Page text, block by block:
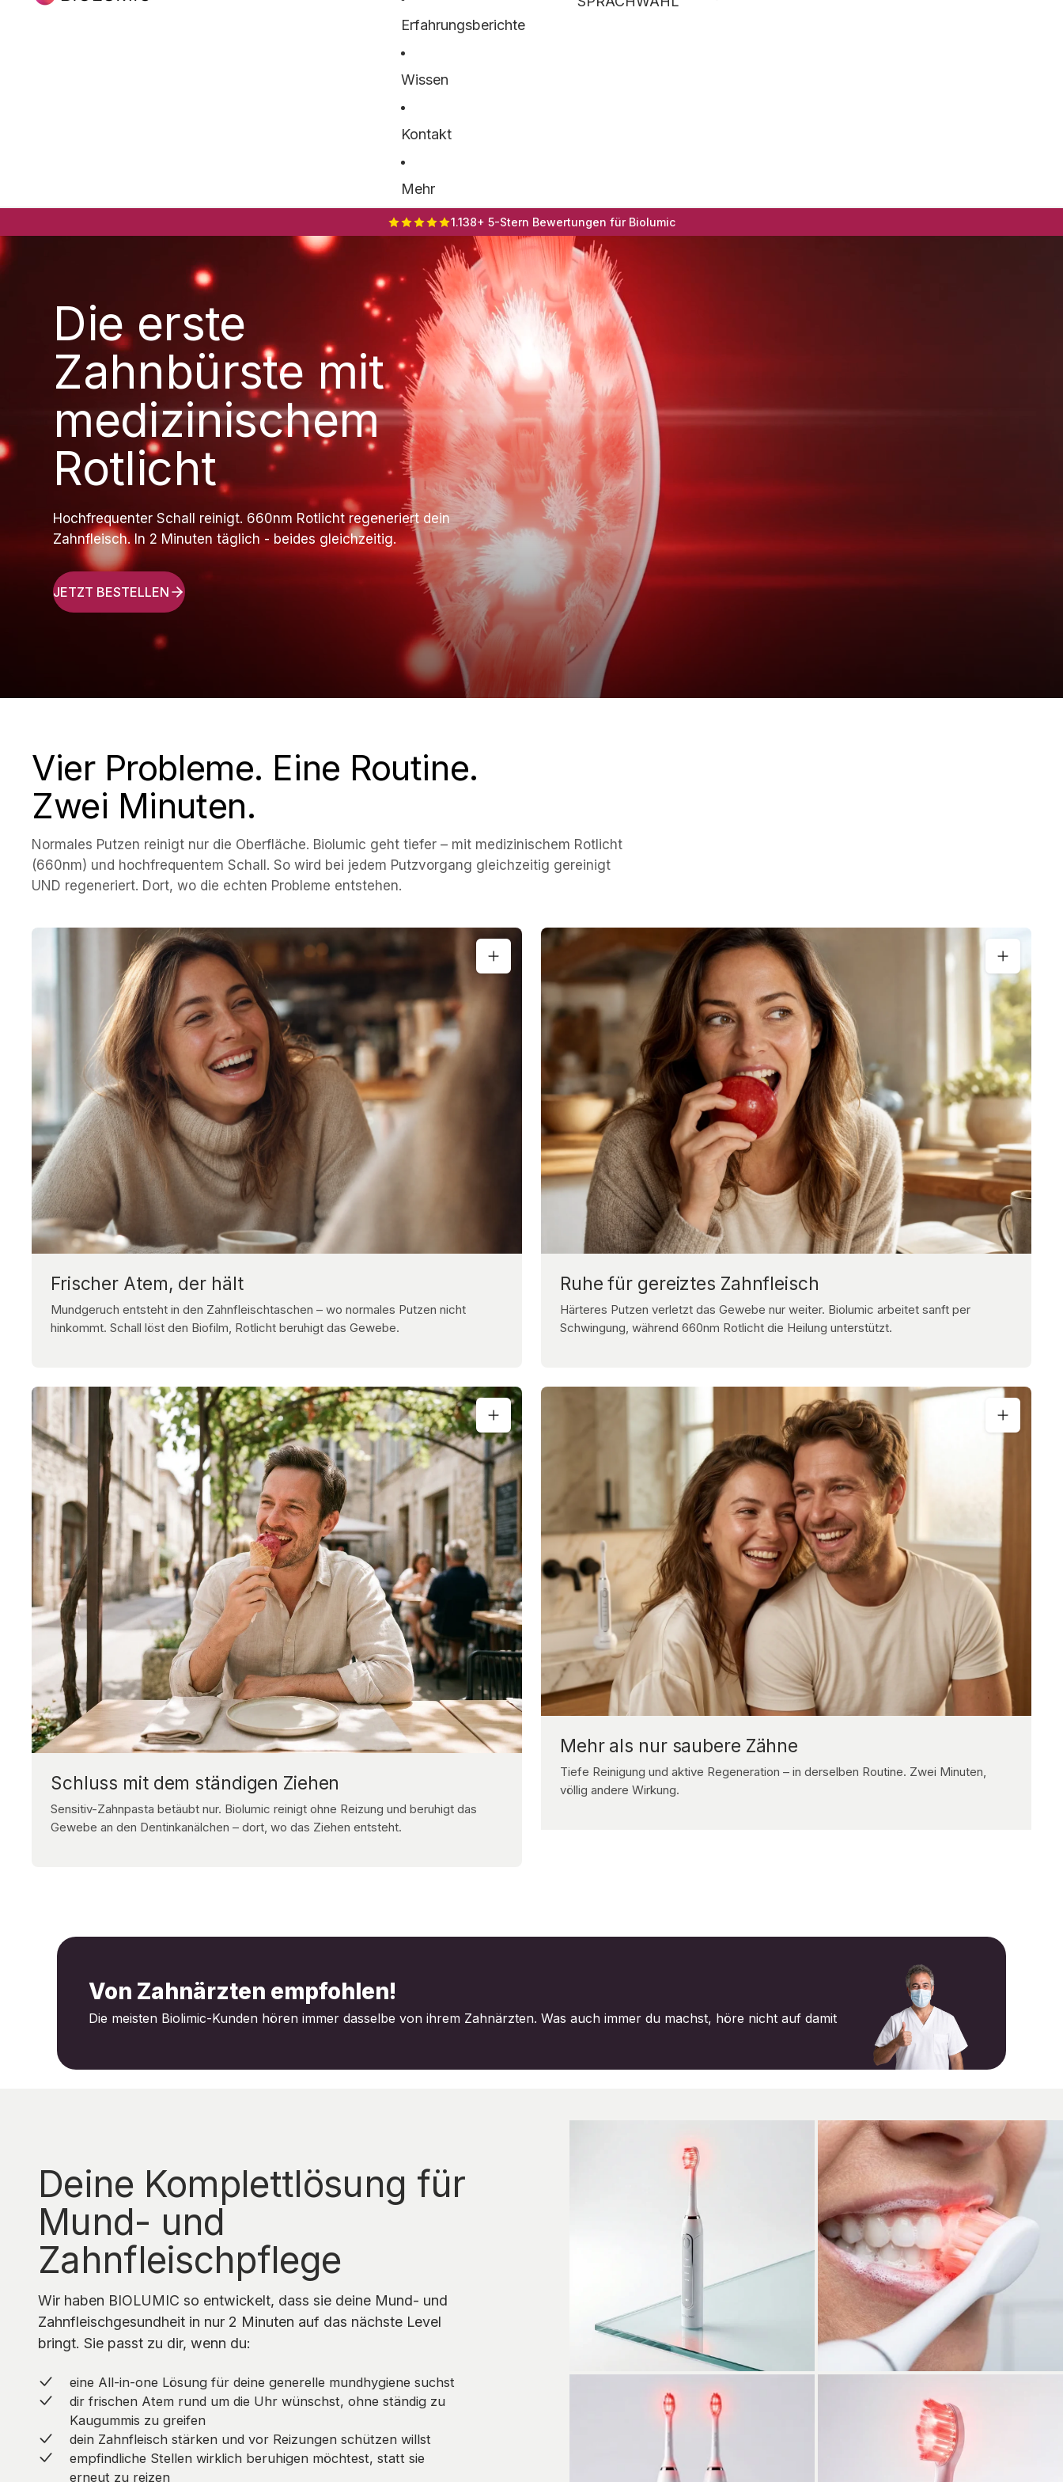
Erfahrungsberichte
Wissen
Kontakt
Mehr
1.138+ 5-Stern Bewertungen für Biolumic
Die erste
Zahnbürste mit
medizinischem
Rotlicht
Hochfrequenter Schall reinigt. 660nm Rotlicht regeneriert dein
Zahnfleisch. In 2 Minuten täglich - beides gleichzeitig.
JETZT BESTELLEN
Vier Probleme. Eine Routine.
Zwei Minuten.
Normales Putzen reinigt nur die Oberfläche. Biolumic geht tiefer – mit medizinischem Rotlicht
(660nm) und hochfrequentem Schall. So wird bei jedem Putzvorgang gleichzeitig gereinigt
UND regeneriert. Dort, wo die echten Probleme entstehen.
Frischer Atem, der hält
Mundgeruch entsteht in den Zahnfleischtaschen – wo normales Putzen nicht
hinkommt. Schall löst den Biofilm, Rotlicht beruhigt das Gewebe.
Ruhe für gereiztes Zahnfleisch
Härteres Putzen verletzt das Gewebe nur weiter. Biolumic arbeitet sanft per
Schwingung, während 660nm Rotlicht die Heilung unterstützt.
Schluss mit dem ständigen Ziehen
Sensitiv-Zahnpasta betäubt nur. Biolumic reinigt ohne Reizung und beruhigt das
Gewebe an den Dentinkanälchen – dort, wo das Ziehen entsteht.
Mehr als nur saubere Zähne
Tiefe Reinigung und aktive Regeneration – in derselben Routine. Zwei Minuten,
völlig andere Wirkung.
Von Zahnärzten empfohlen!
Die meisten Biolimic-Kunden hören immer dasselbe von ihrem Zahnärzten. Was auch immer du machst, höre nicht auf damit
Deine Komplettlösung für
Mund- und
Zahnfleischpflege
Wir haben BIOLUMIC so entwickelt, dass sie deine Mund- und
Zahnfleischgesundheit in nur 2 Minuten auf das nächste Level
bringt. Sie passt zu dir, wenn du:
eine All-in-one Lösung für deine generelle mundhygiene suchst
dir frischen Atem rund um die Uhr wünschst, ohne ständig zu
Kaugummis zu greifen
dein Zahnfleisch stärken und vor Reizungen schützen willst
empfindliche Stellen wirklich beruhigen möchtest, statt sie
erneut zu reizen